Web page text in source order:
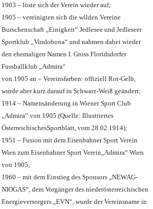
1903 – löste sich der Verein wieder auf;
1905 – vereinigten sich die wilden Vereine
Burschenschaft „Einigkeit“ Jedlesee und Jedleseer
Sportklub „Vindobona“ und nahmen dabei wieder
den ehemaligen Namen I. Gross Floridsdorfer
Fussballklub „Admira“
von 1905 an – Vereinsfarben: offiziell Rot-Gelb,
wurde aber kurz darauf in Schwarz-Weiß geändert;
1914 – Namensänderung in Wiener Sport Club
„Admira“ von 1905 (Quelle: Illustriertes
ÖsterreichischesSportblatt, vom 28.02.1914);
1951 – Fusion mit dem Eisenbahner Sport Verein
Wien zum Eisenbahner Sport Verein„Admira“ Wien
von 1905;
1960 – mit dem Einstieg des Sponsors „NEWAG-
NIOGAS“, dem Vorgänger des niederösterreichischen
Energieversorgers „EVN“, wurde der Vereinsname in